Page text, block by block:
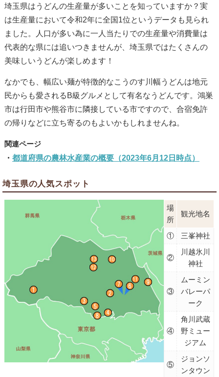
埼玉県はうどんの生産量が多いことを知っていますか？実
は生産量において令和2年に全国1位というデータも見られ
ました。人口が多い為に一人当たりでの生産量や消費量は
代表的な県には追いつきませんが、埼玉県ではたくさんの
美味しいうどんが楽しめます！
なかでも、幅広い麺が特徴的なこうのす川幅うどんは地元
民からも愛されるB級グルメとして有名なうどんです。鴻巣
市は行田市や熊谷市に隣接している市ですので、合宿免許
の帰りなどに立ち寄るのもよいかもしれませんね。
都道府県の農林水産業の概要（2023年6月12日時点）
埼玉県の人気スポット
場
所
観光地名
① 三峯神社
②
川越氷川
神社
③
ムーミン
バレーパ
ーク
④
角川武蔵
野ミュー
ジアム
⑤
ジョンソ
ンタウン